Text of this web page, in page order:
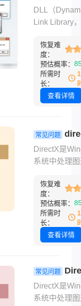
怎么打开？
解析DLL文
法！
DLL（
Link Library
Windows系
见的文件类
包含可被多
共享的代码
和资源。
程序调用其
开呢？本文
介绍DLL文
途、如何打
其内容，以
调用DLL中的
数。
恢复难
度：
预估概率：
所需时
长：
查看详情
常见问题
么修复？6
方法全解析
DirectX是
系统中处理
心组件，广
游戏、视频
设计软件。当
DirectX组件
损坏时，可
那么directx
复呢？以下
常用的修复
恢复难
度：
预估概率：
所需时
长：
查看详情
常见问题
修复工具使
南：你知道
DirectX是
系统中处理